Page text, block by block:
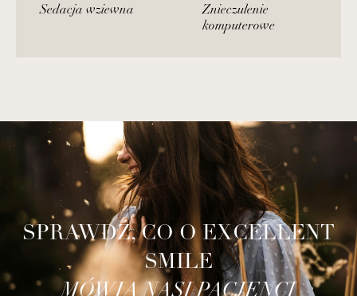
Sedacja wziewna
Znieczulenie
komputerowe
SPRAWDŹ, CO O EXCELLENT
SMILE
MÓWIĄ NASI PACJENCI